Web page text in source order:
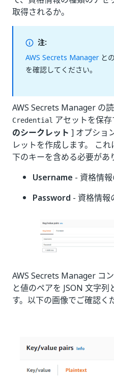
取得されるか。
注:
AWS Secrets Managerと
を確認してください。
AWS Secrets Manager の
Credential アセットを保
のシークレット ] オプショ
レットを作成します。 こ
下のキーを含める必要があ
Username - 資格情報
Password - 資格情報
AWS Secrets Manager コ
と値のペアを JSON 文字
す。以下の画像でご確認く